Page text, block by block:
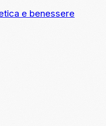
e benessere